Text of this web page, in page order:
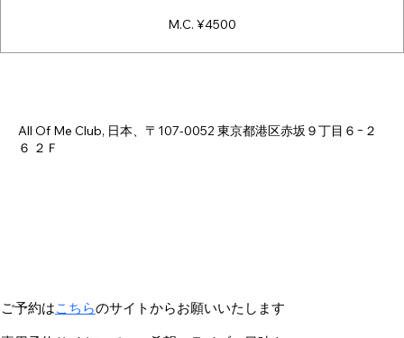
ご予約はこちらのサイトからお願いいたします
M.C. ¥4500
All Of Me Club, 日本、〒107-0052 東京都港区赤坂９丁目６−２
６ ２Ｆ